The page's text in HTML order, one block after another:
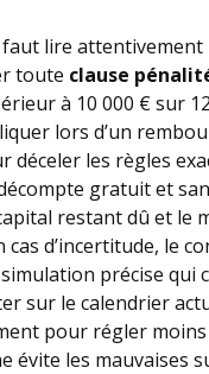
faut lire attentivement
toute clause
à 10 000 € sur
lors d’un
déceler les règles
gratuit et
restant dû et le
cas d’incertitude, le
précise qui
sur le calendrier
pour régler moins
évite les mauvaises